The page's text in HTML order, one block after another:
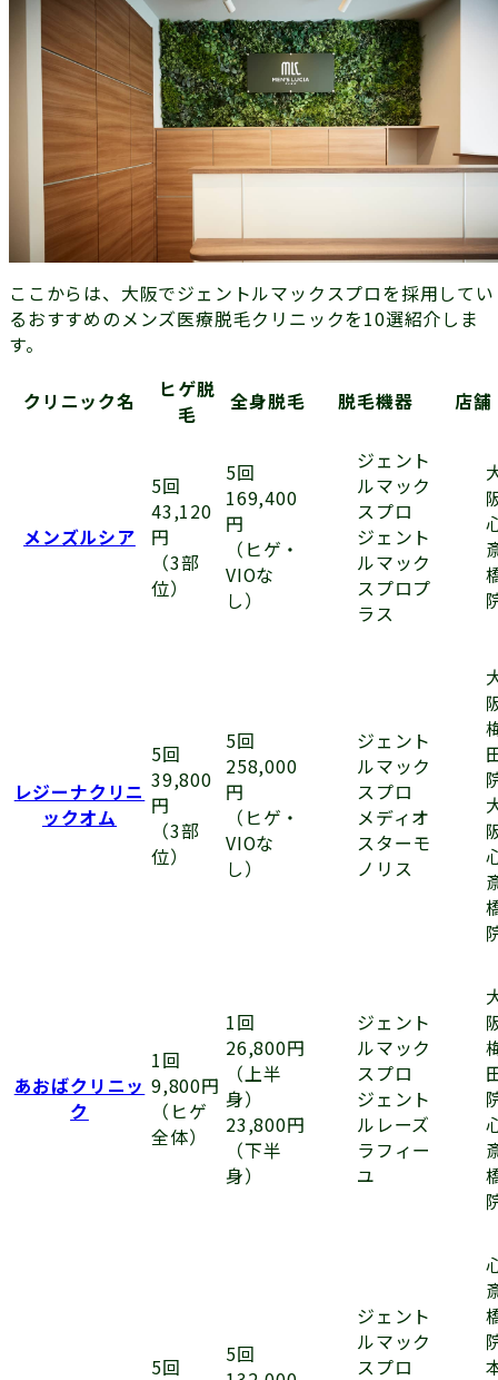
ここからは、大阪でジェントルマックスプロを採用してい
るおすすめのメンズ医療脱毛クリニックを10選紹介しま
す。
クリニック名
ヒゲ脱
毛
全身脱毛 脱毛機器 店舗
メンズルシア
5回
43,120
円
（3部
位）
5回
169,400
円
（ヒゲ・
VIOな
し）
ジェント
ルマック
スプロ
ジェント
ルマック
スプロプ
ラス
レジーナクリニ
ックオム
5回
39,800
円
（3部
位）
5回
258,000
円
（ヒゲ・
VIOな
し）
ジェント
ルマック
スプロ
メディオ
スターモ
ノリス
あおばクリニッ
ク
1回
9,800円
（ヒゲ
全体）
1回
26,800円
（上半
身）
23,800円
（下半
身）
ジェント
ルマック
スプロ
ジェント
ルレーズ
ラフィー
ユ
5回
5回
ジェント
ルマック
スプロ